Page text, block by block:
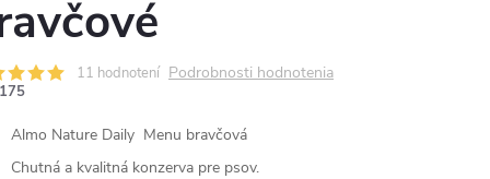
11 hodnotení Podrobnosti hodnotenia
175
Almo Nature Daily Menu bravčová
Chutná a kvalitná konzerva pre psov.